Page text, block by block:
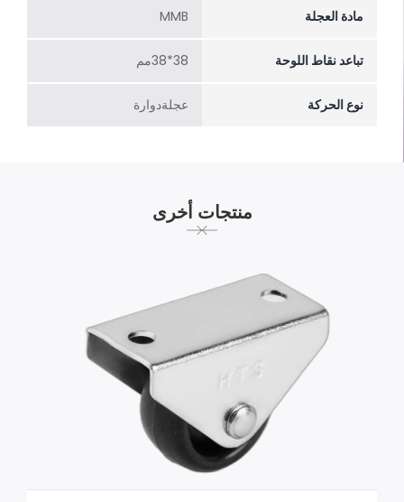
مادة العجلة MMB
تباعد نقاط اللوحة 38*38مم
نوع الحركة عجلةدوارة
منتجات أخرى